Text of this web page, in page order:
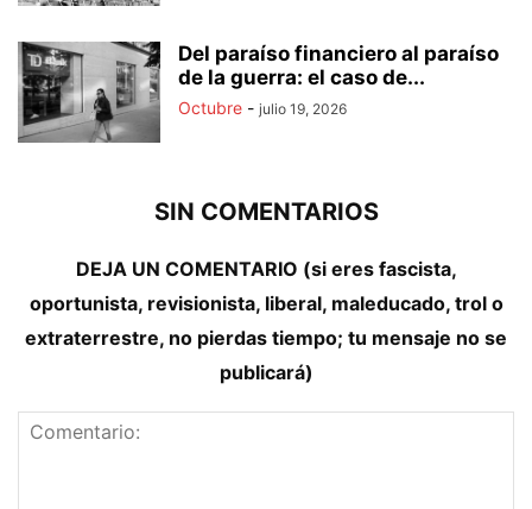
Del paraíso financiero al paraíso
de la guerra: el caso de...
Octubre - julio 19, 2026
SIN COMENTARIOS
DEJA UN COMENTARIO (si eres fascista,
oportunista, revisionista, liberal, maleducado, trol o
extraterrestre, no pierdas tiempo; tu mensaje no se
publicará)